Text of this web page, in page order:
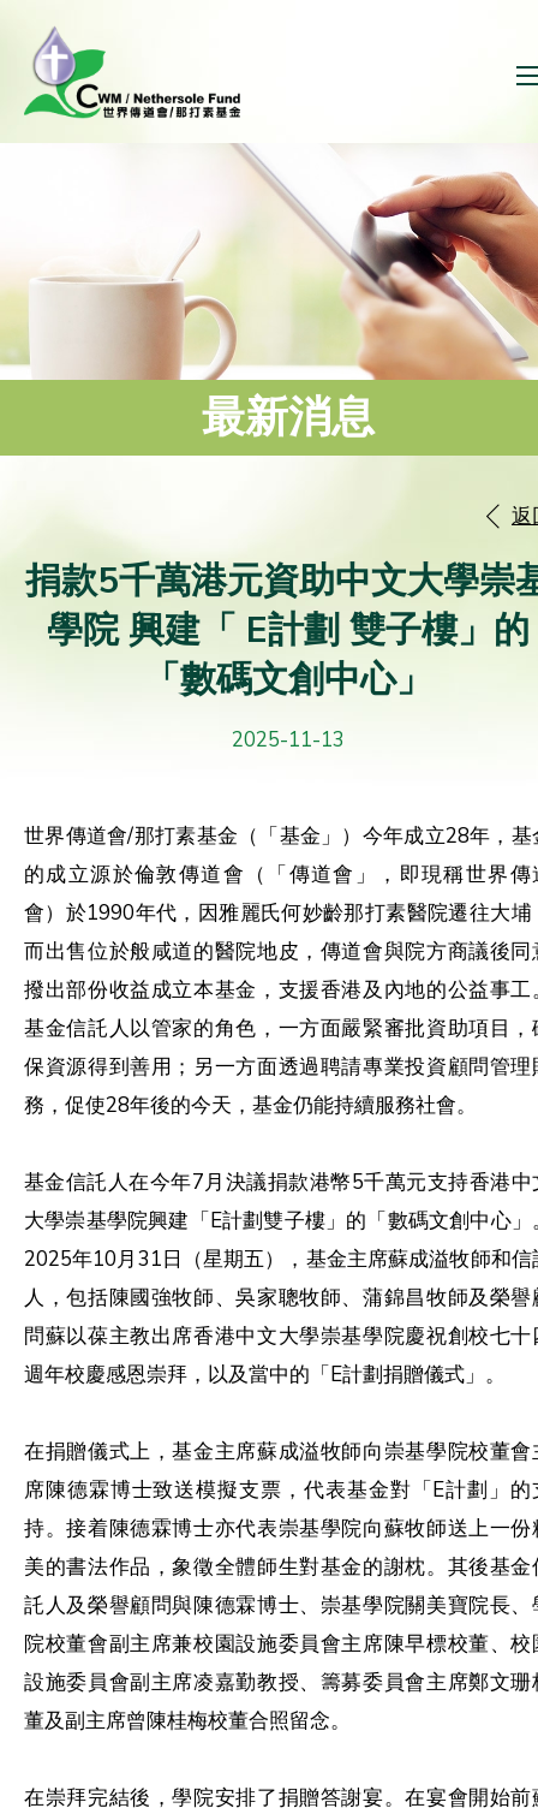
最新消息
返
捐款5千萬港元資助中文大學崇
學院 興建「 E計劃 雙子樓」的
「數碼文創中心」
2025-11-13
世界傳道會/那打素基金（「基金」）今年成立28年，基
的成立源於倫敦傳道會（「傳道會」，即現稱世界傳
會）於1990年代，因雅麗氏何妙齡那打素醫院遷往大埔
而出售位於般咸道的醫院地皮，傳道會與院方商議後同
撥出部份收益成立本基金，支援香港及內地的公益事工
基金信託人以管家的角色，一方面嚴緊審批資助項目，
保資源得到善用；另一方面透過聘請專業投資顧問管理
務，促使28年後的今天，基金仍能持續服務社會。
基金信託人在今年7月決議捐款港幣5千萬元支持香港中
大學崇基學院興建「E計劃雙子樓」的「數碼文創中心」
2025年10月31日（星期五），基金主席蘇成溢牧師和信
人，包括陳國強牧師、吳家聰牧師、蒲錦昌牧師及榮譽
問蘇以葆主教出席香港中文大學崇基學院慶祝創校七十
週年校慶感恩崇拜，以及當中的「E計劃捐贈儀式」。
在捐贈儀式上，基金主席蘇成溢牧師向崇基學院校董會
席陳德霖博士致送模擬支票，代表基金對「E計劃」的
持。接着陳德霖博士亦代表崇基學院向蘇牧師送上一份
美的書法作品，象徵全體師生對基金的謝枕。其後基金
託人及榮譽顧問與陳德霖博士、崇基學院關美寶院長、
院校董會副主席兼校園設施委員會主席陳早標校董、校
設施委員會副主席凌嘉勤教授、籌募委員會主席鄭文珊
董及副主席曾陳桂梅校董合照留念。
在崇拜完結後，學院安排了捐贈答謝宴。在宴會開始前